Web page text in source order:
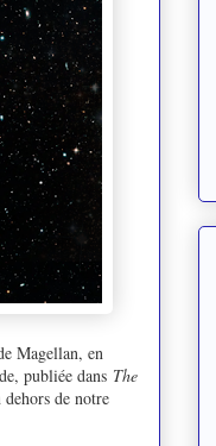
Magellan, en
publiée dans The
de notre